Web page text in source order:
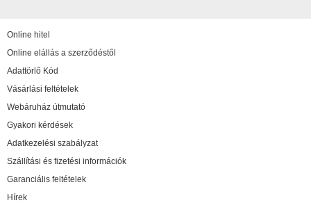
Online hitel
Online elállás a szerződéstől
Adattörlő Kód
Vásárlási feltételek
Webáruház útmutató
Gyakori kérdések
Adatkezelési szabályzat
Szállítási és fizetési információk
Garanciális feltételek
Hírek